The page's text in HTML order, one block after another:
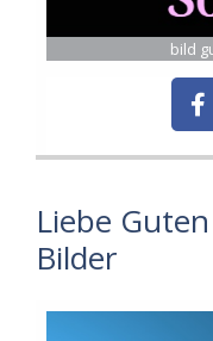
bild
Liebe
Bilder